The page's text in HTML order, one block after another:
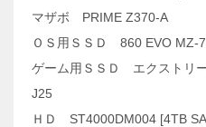
マザボ PRIME Z370-A
ＯＳ用ＳＳＤ 860 EVO MZ-
ゲーム用ＳＳＤ エクストリ
J25
ＨＤ ST4000DM004 [4TB